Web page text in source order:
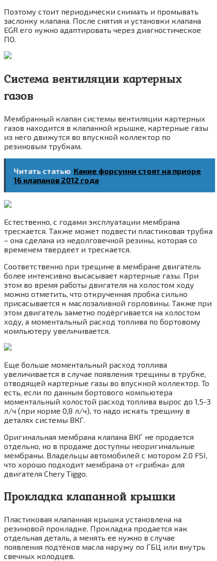
Поэтому стоит периодически снимать и промывать
заслонку клапана. После снятия и установки клапана
EGR его нужно адаптировать через диагностическое
ПО.
Система вентиляции картерных
газов
Мембранный клапан системы вентиляции картерных
газов находится в клапанной крышке, картерные газы
из него движутся во впускной коллектор по
резиновым трубкам.
Читать статью Какие форсунки стоят на приоре
16 клапанов 2012 года
Естественно, с годами эксплуатации мембрана
трескается. Также может подвести пластиковая трубка
– она сделана из недолговечной резины, которая со
временем твердеет и трескается.
Соответственно при трещине в мембране двигатель
более интенсивно высасывает картерные газы. При
этом во время работы двигателя на холостом ходу
можно отметить, что открученная пробка сильно
присасывается к маслозаливной горловины. Также при
этом двигатель заметно подёргивается на холостом
ходу, а моментальный расход топлива по бортовому
компьютеру увеличивается.
Еще больше моментальный расход топлива
увеличивается в случае появления трещины в трубке,
отводящей картерные газы во впускной коллектор. То
есть, если по данным бортового компьютера
моментальный холостой расход топлива вырос до 1,5-3
л/ч (при норме 0,8 л/ч), то надо искать трещину в
деталях системы ВКГ.
Оригинальная мембрана клапана ВКГ не продается
отдельно, но в продаже доступны неоригинальные
мембраны. Владельцы автомобилей с мотором 2.0 FSI,
что хорошо подходит мембрана от «грибка» для
двигателя Chery Tiggo.
Прокладка клапанной крышки
Пластиковая клапанная крышка установлена на
резиновой прокладке. Прокладка продается как
отдельная деталь, а менять ее нужно в случае
появления подтёков масла наружу по ГБЦ или внутрь
свечных колодцев.